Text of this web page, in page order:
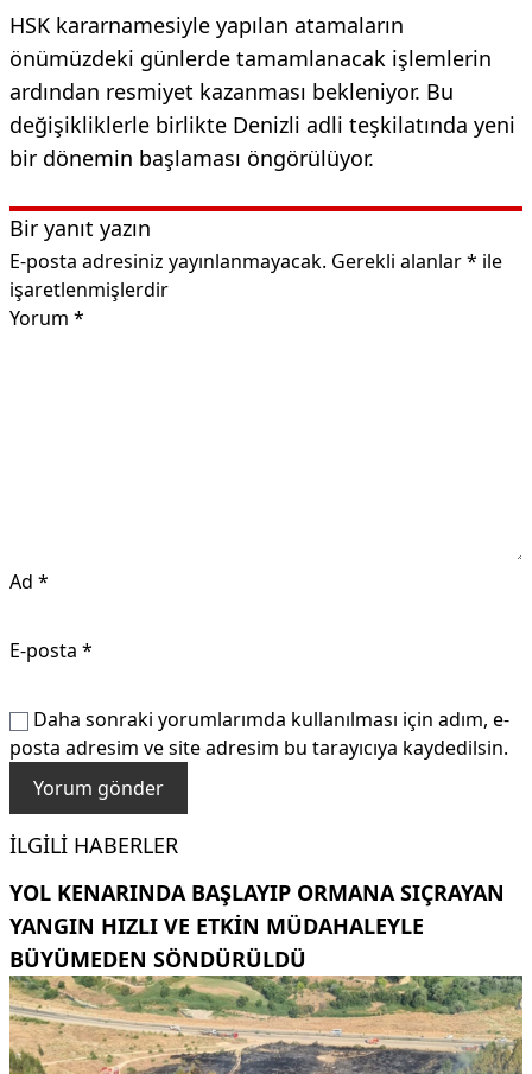
HSK kararnamesiyle yapılan atamaların
önümüzdeki günlerde tamamlanacak işlemlerin
ardından resmiyet kazanması bekleniyor. Bu
değişikliklerle birlikte Denizli adli teşkilatında yeni
bir dönemin başlaması öngörülüyor.
Bir yanıt yazın
E-posta adresiniz yayınlanmayacak. Gerekli alanlar* ile
işaretlenmişlerdir
Yorum *
Ad *
E-posta *
Daha sonraki yorumlarımda kullanılması için adım, e-
posta adresim ve site adresim bu tarayıcıya kaydedilsin.
İLGILI HABERLER
YOL KENARINDA BAŞLAYIP ORMANA SIÇRAYAN
YANGIN HIZLI VE ETKIN MÜDAHALEYLE
BÜYÜMEDEN SÖNDÜRÜLDÜ